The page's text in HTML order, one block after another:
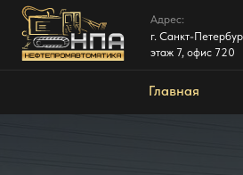
Адрес:
г. Санкт-Петербург,
этаж 7, офис 720